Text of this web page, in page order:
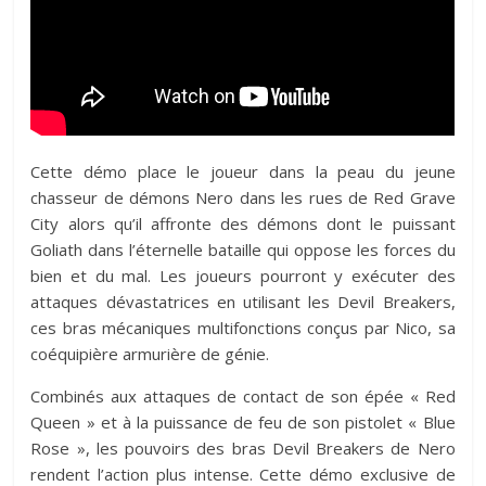
Cette démo place le joueur dans la peau du jeune
chasseur de démons Nero dans les rues de Red Grave
City alors qu’il affronte des démons dont le puissant
Goliath dans l’éternelle bataille qui oppose les forces du
bien et du mal. Les joueurs pourront y exécuter des
attaques dévastatrices en utilisant les Devil Breakers,
ces bras mécaniques multifonctions conçus par Nico, sa
coéquipière armurière de génie.
Combinés aux attaques de contact de son épée « Red
Queen » et à la puissance de feu de son pistolet « Blue
Rose », les pouvoirs des bras Devil Breakers de Nero
rendent l’action plus intense. Cette démo exclusive de